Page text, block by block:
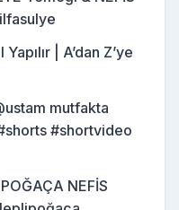
| A’dan Z’ye
mutfakta
#shortvideo
NEFİS